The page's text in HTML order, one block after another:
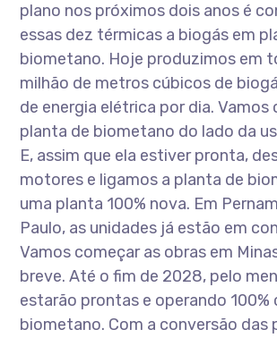
plano nos próximos dois anos é
essas dez térmicas a biogás em
biometano. Hoje produzimos em
milhão de metros cúbicos de
de energia elétrica por dia. Vamos
planta de biometano do lado da
E, assim que ela estiver pronta,
motores e ligamos a planta de
uma planta 100% nova. Em
Paulo, as unidades já estão em
Vamos começar as obras em
breve. Até o fim de 2028, pelo
estarão prontas e operando 100%
biometano. Com a conversão das